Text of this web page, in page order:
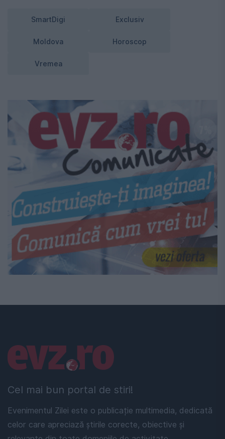
SmartDigi Exclusiv
Moldova Horoscop
Vremea
Cel mai bun portal de stiri!
Evenimentul Zilei este o publicație multimedia, dedicată
celor care apreciază știrile corecte, obiective și
Linkuri utile